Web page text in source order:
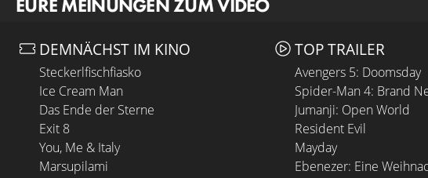
DEMNÄCHST IM KINO
Steckerlfischfiasko
Ice Cream Man
Das Ende der Sterne
Exit 8
You, Me & Italy
Marsupilami
TOP TRAILER
Avengers 5: Doomsday
Spider-Man 4: Brand
Jumanji: Open World
Resident Evil
Mayday
Ebenezer: Eine